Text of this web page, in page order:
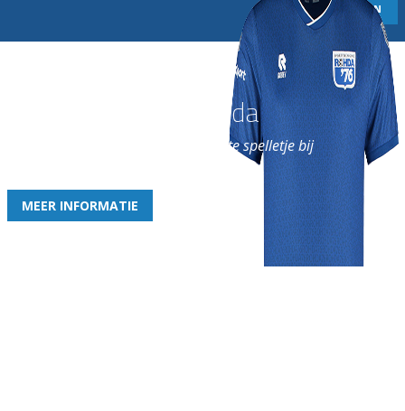
Word nu lid van Rohda
en geniet iedere week van het leukste spelletje bij
MEER INFORMATIE